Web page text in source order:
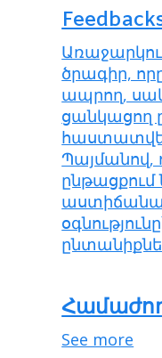
ծրագիր,
ապրող,
ցանկացող
See more